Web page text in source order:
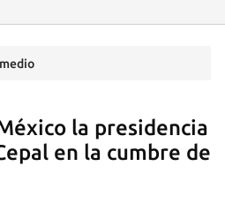
la presidencia
en la cumbre de